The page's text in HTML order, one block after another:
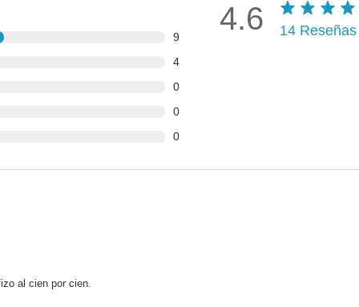
9
4
0
0
0
4.6 14 Reseñas
al cien por cien.